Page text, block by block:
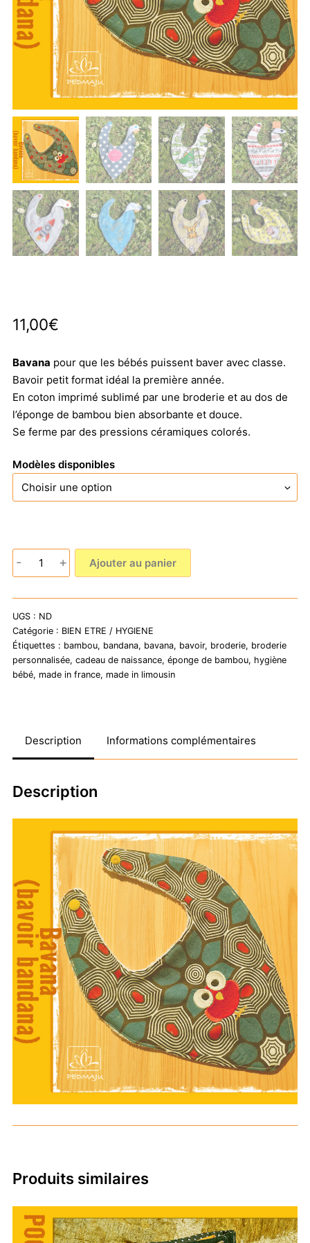
11,00€
Bavana pour que les bébés puissent baver avec classe.
Bavoir petit format idéal la première année.
En coton imprimé sublimé par une broderie et au dos de
l’éponge de bambou bien absorbante et douce.
Se ferme par des pressions céramiques colorés.
Modèles disponibles
quantité
de
bandana)
-
différents
modèles
- + Ajouter au panier
UGS : ND
Catégorie : BIEN ETRE / HYGIENE
Étiquettes : bambou, bandana, bavana, bavoir, broderie, broderie
personnalisée, cadeau de naissance, éponge de bambou, hygiène
bébé, made in france, made in limousin
Description Informations complémentaires
Description
Produits similaires